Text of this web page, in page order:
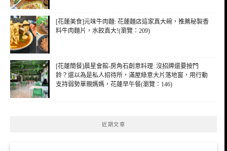
[花蓮美食]元味牛肉麵: 花蓮麵店這家真大碗，推薦秘製香
料牛肉麵片，水餃真大!(瀏覽：209)
[花蓮簡餐]晨星會館-房角石創意料理: 沒招牌還要按門
鈴？還以為是私人招待所，滿屋綠意大片落地窗，用行動
支持弱勢單親媽媽，花蓮早午餐(瀏覽：146)
近期文章